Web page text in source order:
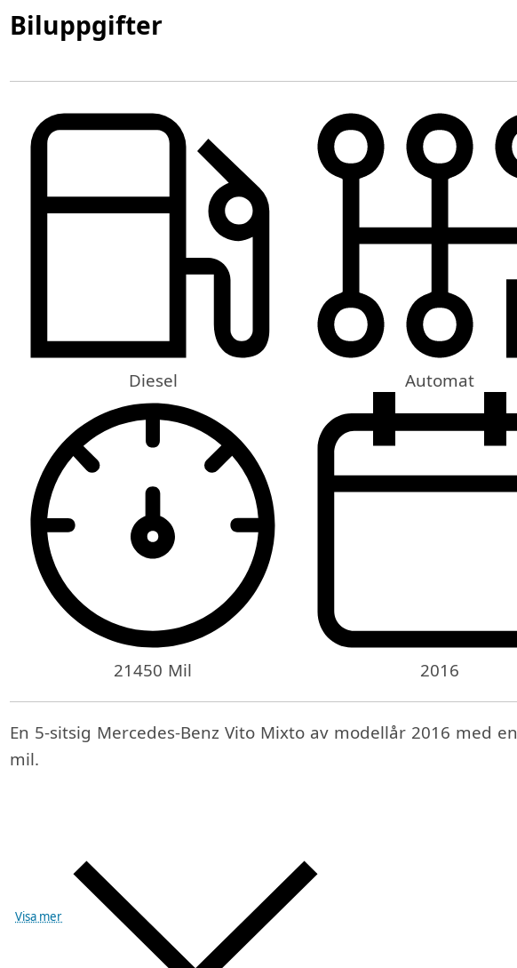
Biluppgifter
Diesel Automat
21450 Mil 2016
En 5-sitsig Mercedes-Benz Vito Mixto av modellår 2016 med
mil.
Visa mer